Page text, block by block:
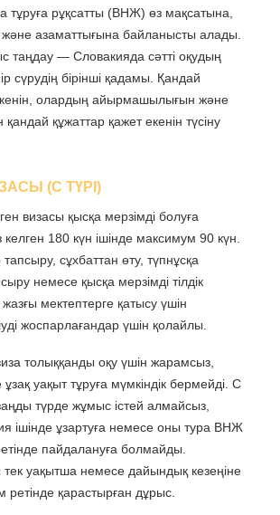
тұруға рұқсатты (ВНЖ) өз мақсатына,
және азаматтығына байланысты алады.
таңдау — Словакияда сәтті оқудың
сүрудің бірінші қадамы. Қандай
олардың айырмашылығын және
құжаттар қажет екенін түсіну
(С ТҮРІ)
визасы қысқа мерзімді болуға
180 күн ішінде максимум 90 күн.
сұхбаттан өту, түпнұсқа
немесе қысқа мерзімді тілдік
мектептерге қатысу үшін
жоспарлағандар үшін қолайлы.
толыққанды оқу үшін жарамсыз,
ұзақ уақыт тұруға мүмкіндік бермейді. С
түрде жұмыс істей алмайсыз,
ішінде ұзартуға немесе оны тура ВНЖ
пайдалануға болмайды.
уақытша немесе дайындық кезеңіне
ретінде қарастырған дұрыс.